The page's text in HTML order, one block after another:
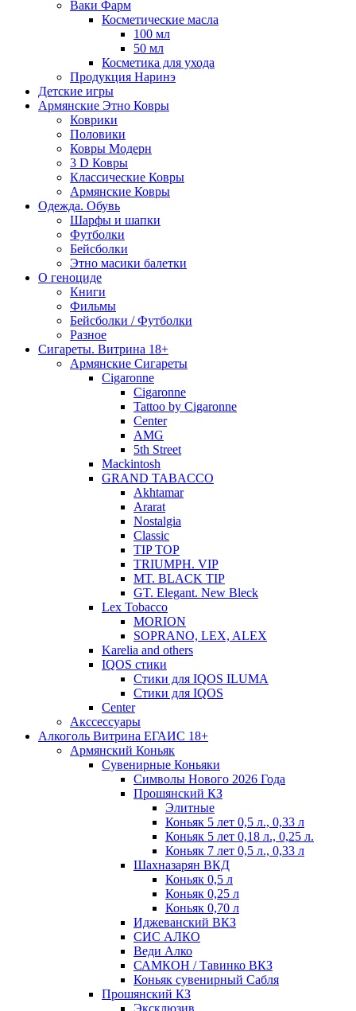
Ваки Фарм
Косметические масла
100 мл
50 мл
Косметика для ухода
Продукция Наринэ
Детские игры
Армянские Этно Ковры
Коврики
Половики
Ковры Модерн
3 D Ковры
Классические Ковры
Армянские Ковры
Одежда. Обувь
Шарфы и шапки
Футболки
Бейсболки
Этно масики балетки
О геноциде
Книги
Фильмы
Бейсболки / Футболки
Разное
Сигареты. Витрина 18+
Армянские Сигареты
Cigaronne
Cigaronne
Tattoo by Cigaronne
Center
AMG
5th Street
Mackintosh
GRAND TABACCO
Akhtamar
Ararat
Nostalgia
Classic
TIP TOP
TRIUMPH. VIP
MT. BLACK TIP
GT. Elegant. New Bleck
Lex Tobacco
MORION
SOPRANO, LEX, ALEX
Karelia and others
IQOS стики
Стики для IQOS ILUMA
Стики для IQOS
Сenter
Акссессуары
Алкоголь Витрина ЕГАИС 18+
Армянский Коньяк
Сувенирные Коньяки
Символы Нового 2026 Года
Прошянский КЗ
Элитные
Коньяк 5 лет 0,5 л., 0,33 л
Коньяк 5 лет 0,18 л., 0,25 л.
Коньяк 7 лет 0,5 л., 0,33 л
Шахназарян ВКД
Коньяк 0,5 л
Коньяк 0,25 л
Коньяк 0,70 л
Иджеванский ВКЗ
СИС АЛКО
Веди Алко
САМКОН / Тавинко ВКЗ
Коньяк сувенирный Сабля
Прошянский КЗ
Эксклюзив